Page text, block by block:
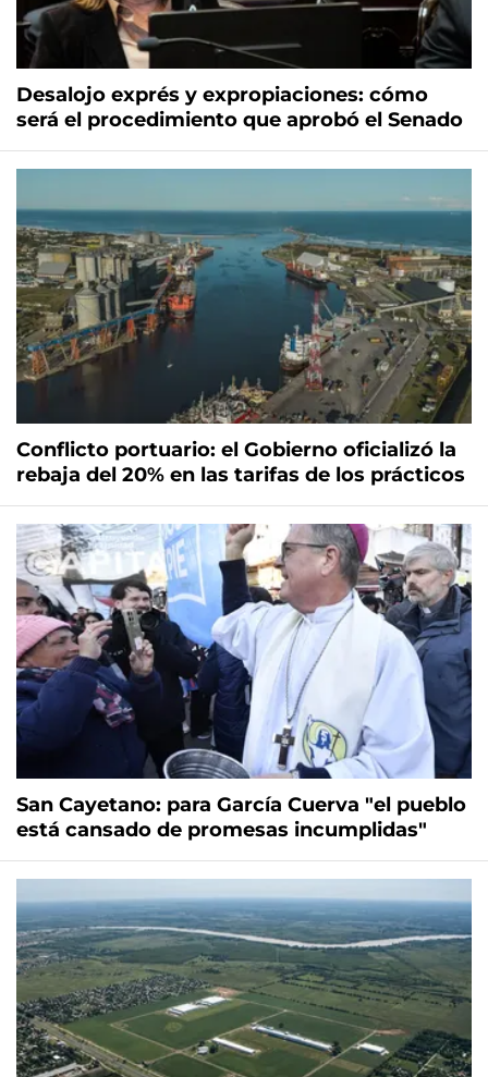
Desalojo exprés y expropiaciones: cómo
será el procedimiento que aprobó el Senado
Conflicto portuario: el Gobierno oficializó la
rebaja del 20% en las tarifas de los prácticos
San Cayetano: para García Cuerva "el pueblo
está cansado de promesas incumplidas"